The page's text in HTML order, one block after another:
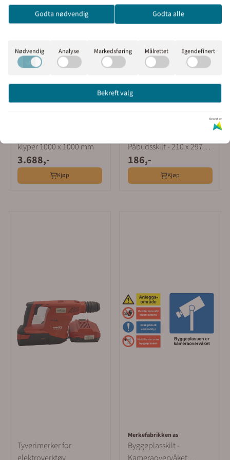
klyper 1000 x 1000 mm
3.688,-
Kjøp
Påbudsskilt - 210 x 297
mm
186,-
Kjøp
Tyverimerker for
elektroverktøy
Merkefabrikken as
Byggeplasskilt -
Kameraovervåket
velge om du vil se prisene
med eller uten moms.
Godta nødvendig Godta alle
Nødvendig Analyse Markedsføring Målrettet Egendefinert
Bekreft valg
Drevet av